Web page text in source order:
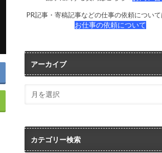
PR記事・寄稿記事などの仕事の依頼につい
お仕事の依頼について
アーカイブ
カテゴリー検索